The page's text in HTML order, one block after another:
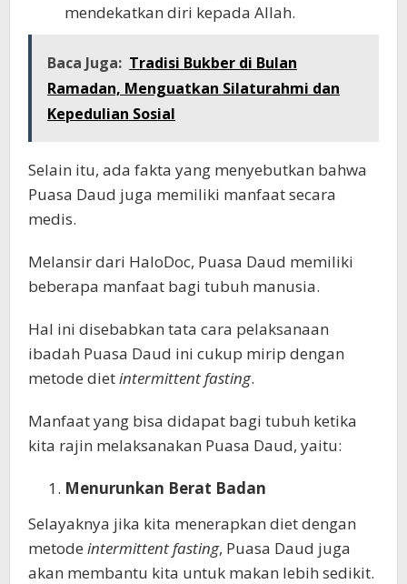
mendekatkan diri kepada Allah.
Baca Juga: Tradisi Bukber di Bulan
Ramadan, Menguatkan Silaturahmi dan
Kepedulian Sosial
Selain itu, ada fakta yang menyebutkan bahwa
Puasa Daud juga memiliki manfaat secara
medis.
Melansir dari HaloDoc, Puasa Daud memiliki
beberapa manfaat bagi tubuh manusia.
Hal ini disebabkan tata cara pelaksanaan
ibadah Puasa Daud ini cukup mirip dengan
metode dietintermittent fasting.
Manfaat yang bisa didapat bagi tubuh ketika
kita rajin melaksanakan Puasa Daud, yaitu:
Menurunkan Berat Badan
Selayaknya jika kita menerapkan diet dengan
metode intermittent fasting, Puasa Daud juga
akan membantu kita untuk makan lebih sedikit.